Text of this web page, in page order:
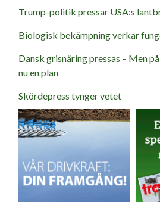
Trump-politik pressar USA:s
Biologisk bekämpning verkar
Dansk grisnäring pressas – Men
nu en plan
Skördepress tynger vetet